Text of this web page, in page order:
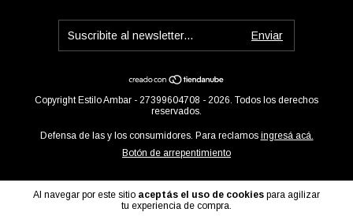
Al navegar por este sitio aceptás el uso de cookies para agilizar
tu experiencia de compra.
Copyright Estilo Ambar - 27399604708 - 2026. Todos los derechos
reservados.
Defensa de las y los consumidores. Para reclamos ingresá acá.
Botón de arrepentimiento